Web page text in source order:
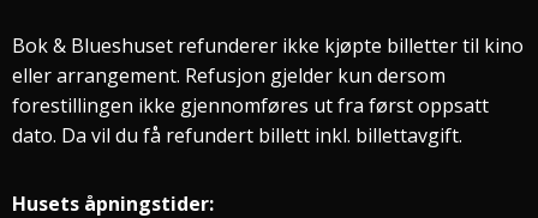
Bok & Blueshuset refunderer ikke kjøpte billetter til kino
eller arrangement. Refusjon gjelder kun dersom
forestillingen ikke gjennomføres ut fra først oppsatt
dato. Da vil du få refundert billett inkl. billettavgift.
Husets åpningstider: